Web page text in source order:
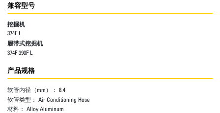
兼容型号
挖掘机
374F L
履带式挖掘机
374F 390F L
产品规格
软管内径（mm）： 8.4
软管类型： Air Conditioning Hose
材料： Alloy Aluminum